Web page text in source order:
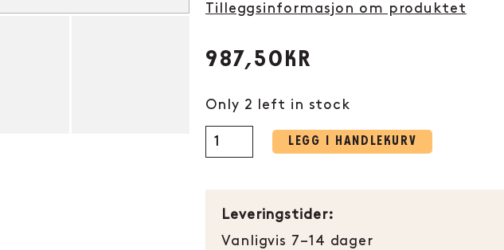
Tilleggsinformasjon om produktet
987,50 KR
Only 2 left in stock
LEGG I HANDLEKURV
Leveringstider:
Vanligvis 7–14 dager